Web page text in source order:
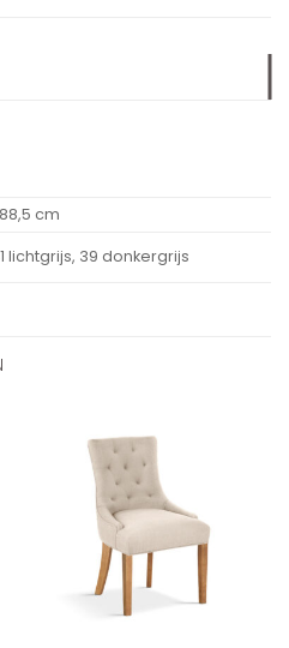
cm
lichtgrijs, 39 donkergrijs